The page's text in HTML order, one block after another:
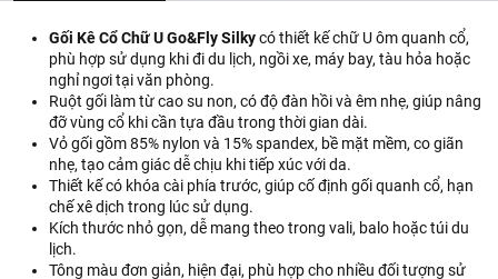
Gối Kê Cổ Chữ U Go&Fly Silkycó thiết kế chữ U ôm quanh cổ,
phù hợp sử dụng khi đi du lịch, ngồi xe, máy bay, tàu hỏa hoặc
nghỉ ngơi tại văn phòng.
Ruột gối làm từ cao su non, có độ đàn hồi và êm nhẹ, giúp nâng
đỡ vùng cổ khi cần tựa đầu trong thời gian dài.
Vỏ gối gồm 85% nylon và 15% spandex, bề mặt mềm, co giãn
nhẹ, tạo cảm giác dễ chịu khi tiếp xúc với da.
Thiết kế có khóa cài phía trước, giúp cố định gối quanh cổ, hạn
chế xê dịch trong lúc sử dụng.
Kích thước nhỏ gọn, dễ mang theo trong vali, balo hoặc túi du
lịch.
Tông màu đơn giản, hiện đại, phù hợp cho nhiều đối tượng sử